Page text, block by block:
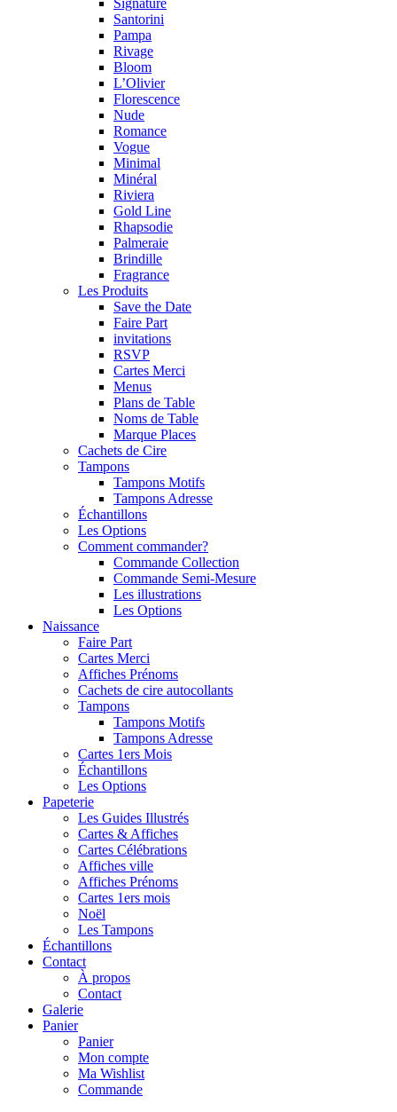
Signature
Santorini
Pampa
Rivage
Bloom
L’Olivier
Florescence
Nude
Romance
Vogue
Minimal
Minéral
Riviera
Gold Line
Rhapsodie
Palmeraie
Brindille
Fragrance
Les Produits
Save the Date
Faire Part
invitations
RSVP
Cartes Merci
Menus
Plans de Table
Noms de Table
Marque Places
Cachets de Cire
Tampons
Tampons Motifs
Tampons Adresse
Échantillons
Les Options
Comment commander?
Commande Collection
Commande Semi-Mesure
Les illustrations
Les Options
Naissance
Faire Part
Cartes Merci
Affiches Prénoms
Cachets de cire autocollants
Tampons
Tampons Motifs
Tampons Adresse
Cartes 1ers Mois
Échantillons
Les Options
Papeterie
Les Guides Illustrés
Cartes & Affiches
Cartes Célébrations
Affiches ville
Affiches Prénoms
Cartes 1ers mois
Noël
Les Tampons
Échantillons
Contact
À propos
Contact
Galerie
Panier
Panier
Mon compte
Ma Wishlist
Commande